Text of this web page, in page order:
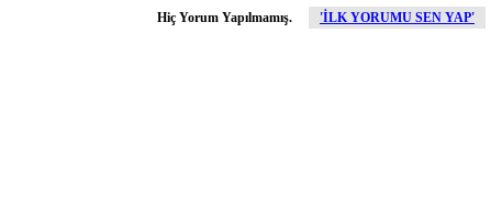
Hiç Yorum Yapılmamış. 'İLK YORUMU SEN YAP'